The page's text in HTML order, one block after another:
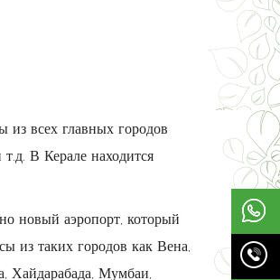
из всех главных городов
В Керале находится
новый аэропорт, который
из таких городов как Вена,
Хайдарабада, Мумбаи,